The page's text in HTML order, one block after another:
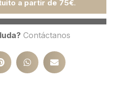
a partir de 75€.
Contáctanos